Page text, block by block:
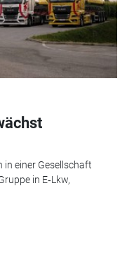
in einer Gesellschaft
in E‑Lkw,